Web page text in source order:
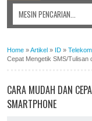
Home »Artikel » ID »
Cepat Mengetik SMS/Tulisan
CARA MUDAH DAN
SMARTPHONE